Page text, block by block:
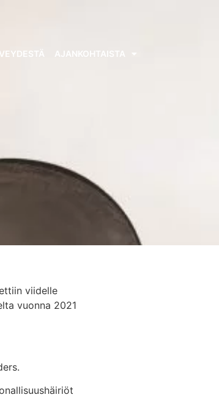
AJANKOHTAISTA
viidelle
vuonna 2021